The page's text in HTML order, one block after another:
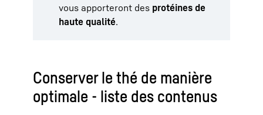
vous apporteront des protéines de
haute qualité.
Conserver le thé de manière
optimale - liste des contenus